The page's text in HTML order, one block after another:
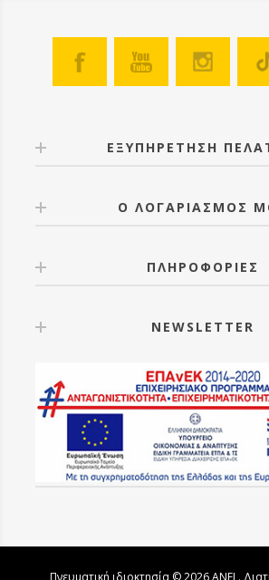
ΕΞΥΠΗΡΕΤΗΣΗ
Ο ΛΟΓΑΡΙΑΣΜΟΣ
ΠΛΗΡΟΦΟΡΙΕΣ
NEWSLETTER